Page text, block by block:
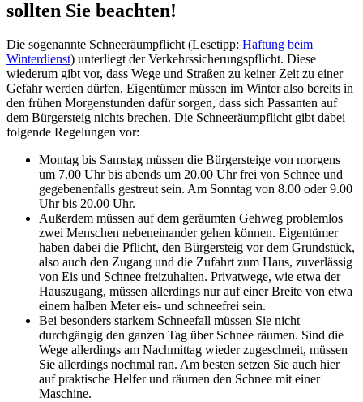
sollten Sie beachten!
Die sogenannte Schneeräumpflicht (Lesetipp: Haftung beim
Winterdienst) unterliegt der Verkehrssicherungspflicht. Diese
wiederum gibt vor, dass Wege und Straßen zu keiner Zeit zu einer
Gefahr werden dürfen. Eigentümer müssen im Winter also bereits in
den frühen Morgenstunden dafür sorgen, dass sich Passanten auf
dem Bürgersteig nichts brechen. Die Schneeräumpflicht gibt dabei
folgende Regelungen vor:
Montag bis Samstag müssen die Bürgersteige von morgens
um 7.00 Uhr bis abends um 20.00 Uhr frei von Schnee und
gegebenenfalls gestreut sein. Am Sonntag von 8.00 oder 9.00
Uhr bis 20.00 Uhr.
Außerdem müssen auf dem geräumten Gehweg problemlos
zwei Menschen nebeneinander gehen können. Eigentümer
haben dabei die Pflicht, den Bürgersteig vor dem Grundstück,
also auch den Zugang und die Zufahrt zum Haus, zuverlässig
von Eis und Schnee freizuhalten. Privatwege, wie etwa der
Hauszugang, müssen allerdings nur auf einer Breite von etwa
einem halben Meter eis- und schneefrei sein.
Bei besonders starkem Schneefall müssen Sie nicht
durchgängig den ganzen Tag über Schnee räumen. Sind die
Wege allerdings am Nachmittag wieder zugeschneit, müssen
Sie allerdings nochmal ran. Am besten setzen Sie auch hier
auf praktische Helfer und räumen den Schnee mit einer
Maschine.